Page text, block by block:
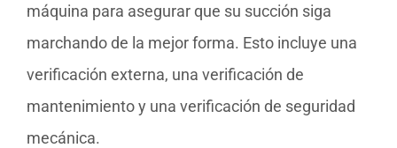
máquina para asegurar que su succión siga
marchando de la mejor forma. Esto incluye una
verificación externa, una verificación de
mantenimiento y una verificación de seguridad
mecánica.